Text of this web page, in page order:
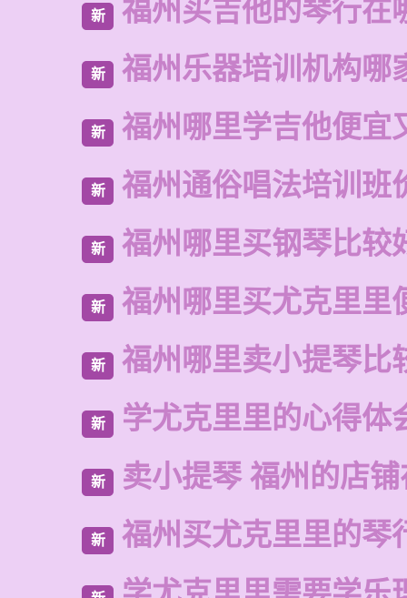
新 福州买吉他的琴行在
新 福州乐器培训机构哪
新 福州哪里学吉他便宜
新 福州通俗唱法培训班
新 福州哪里买钢琴比较
新 福州哪里买尤克里里
新 福州哪里卖小提琴比
新 学尤克里里的心得体
新 卖小提琴 福州的店
新 福州买尤克里里的琴